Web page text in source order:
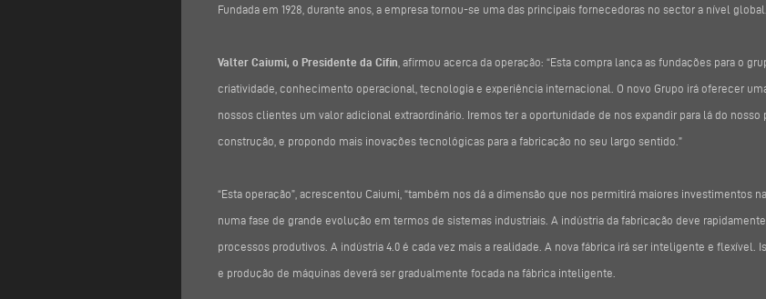
Fundada em 1928, durante anos, a empresa tornou-se uma das principais fornecedoras no sector a nível global.
Valter Caiumi, o Presidente da Cifin , afirmou acerca da operação: “Esta compra lança as fundações para o
criatividade, conhecimento operacional, tecnologia e experiência internacional. O novo Grupo irá oferecer
nossos clientes um valor adicional extraordinário. Iremos ter a oportunidade de nos expandir para lá do
construção, e propondo mais inovações tecnológicas para a fabricação no seu largo sentido.”
“Esta operação”, acrescentou Caiumi, “também nos dá a dimensão que nos permitirá maiores investimentos
numa fase de grande evolução em termos de sistemas industriais. A indústria da fabricação deve
processos produtivos. A indústria 4.0 é cada vez mais a realidade. A nova fábrica irá ser inteligente e flexível.
e produção de máquinas deverá ser gradualmente focada na fábrica inteligente.